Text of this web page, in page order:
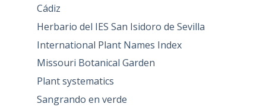
Cádiz
Herbario del IES San Isidoro de Sevilla
International Plant Names Index
Missouri Botanical Garden
Plant systematics
Sangrando en verde